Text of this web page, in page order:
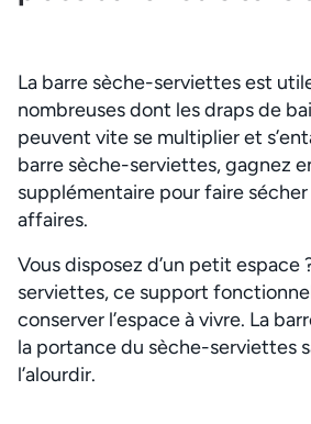
La barre sèche-serviettes est
nombreuses dont les draps de
peuvent vite se multiplier et
barre sèche-serviettes, gagnez
supplémentaire pour faire
affaires.
Vous disposez d’un petit espace
serviettes, ce support
conserver l’espace à vivre. La
la portance du sèche-serviettes
l’alourdir.